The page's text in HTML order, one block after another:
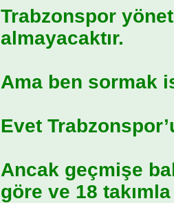
Trabzonspor
almayacaktır.
Ama ben sormak
Evet
Ancak geçmişe
göre ve 18